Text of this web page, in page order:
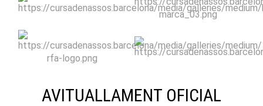
AVITUALLAMENT OFICIAL